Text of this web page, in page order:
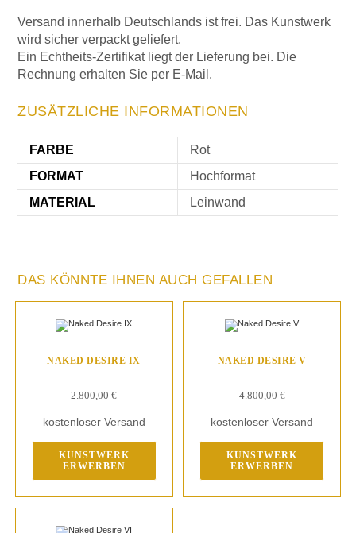
Versand innerhalb Deutschlands ist frei. Das Kunstwerk
wird sicher verpackt geliefert.
Ein Echtheits-Zertifikat liegt der Lieferung bei. Die
Rechnung erhalten Sie per E-Mail.
ZUSÄTZLICHE INFORMATIONEN
FARBE
Rot
FORMAT
Hochformat
MATERIAL
Leinwand
DAS KÖNNTE IHNEN AUCH GEFALLEN
NAKED DESIRE IX
2.800,00€
kostenloser Versand
KUNSTWERK
ERWERBEN
NAKED DESIRE V
4.800,00 €
kostenloser Versand
KUNSTWERK
ERWERBEN